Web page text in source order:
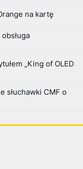
na kartę
„King of OLED
słuchawki CMF o